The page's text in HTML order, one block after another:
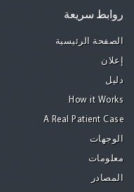
روابط سريعة
الصفحة الرئيسية
إعلان
دليل
How it Works
A Real Patient Case
الوجهات
معلومات
المصادر